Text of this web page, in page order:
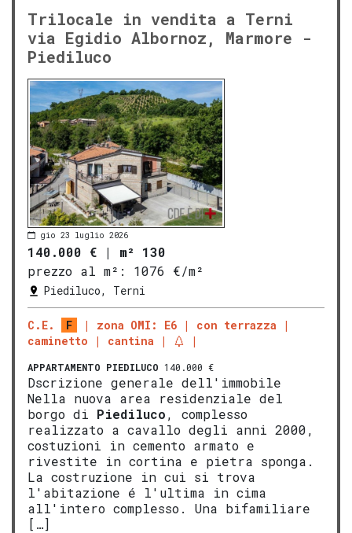
Trilocale in vendita a Terni
via Egidio Albornoz, Marmore -
Piediluco
gio 23 luglio 2026
140.000 € | m² 130
prezzo al m²:
1076 €/m²
Piediluco, Terni
C.E. F zona OMI: E6
con terrazza
caminetto
cantina
APPARTAMENTO PIEDILUCO 140.000 €
Dscrizione generale dell'immobile
Nella nuova area residenziale del
borgo di Piediluco, complesso
realizzato a cavallo degli anni 2000,
costuzioni in cemento armato e
rivestite in cortina e pietra sponga.
La costruzione in cui si trova
l'abitazione é l'ultima in cima
all'intero complesso. Una bifamiliare
[…]